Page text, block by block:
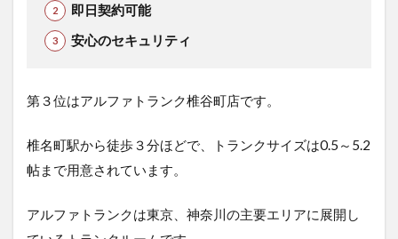
即日契約可能
安心のセキュリティ
第３位はアルファトランク椎谷町店です。
椎名町駅から徒歩３分ほどで、トランクサイズは0.5～5.2
帖まで用意されています。
アルファトランクは東京、神奈川の主要エリアに展開し